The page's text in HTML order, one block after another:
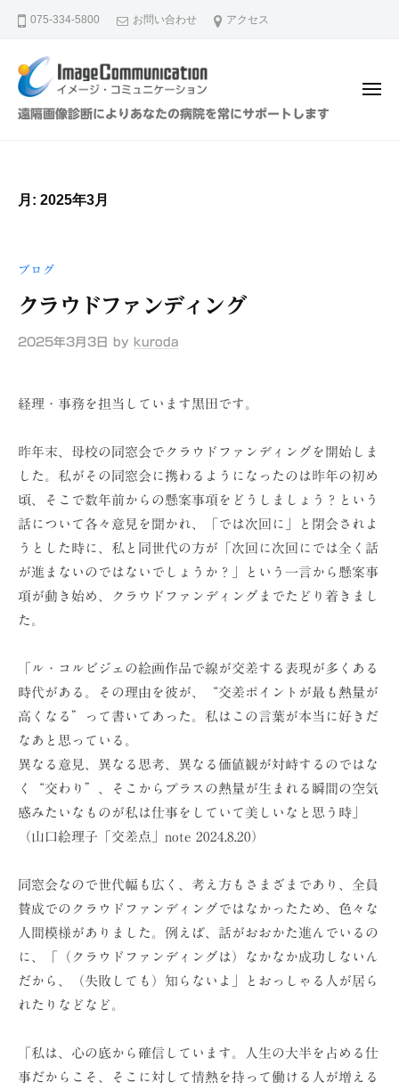
075-334-5800 お問い合わせ アクセス
イ
・
ミ
ニ
ケ
ョ
（
株
）
遠隔画像診断によりあなたの病院を常にサポートします
メ
月: 2025年3月
ブログ
クラウドファンディング
2025年3月3日 by kuroda
経理・事務を担当しています黒田です。
昨年末、母校の同窓会でクラウドファンディングを開始しま
した。私がその同窓会に携わるようになったのは昨年の初め
頃、そこで数年前からの懸案事項をどうしましょう？という
話について各々意見を聞かれ、「では次回に」と閉会されよ
うとした時に、私と同世代の方が「次回に次回にでは全く話
が進まないのではないでしょうか？」という一言から懸案事
項が動き始め、クラウドファンディングまでたどり着きまし
た。
「ル・コルビジェの絵画作品で線が交差する表現が多くある
時代がある。その理由を彼が、“交差ポイントが最も熱量が
高くなる”って書いてあった。私はこの言葉が本当に好きだ
なあと思っている。
異なる意見、異なる思考、異なる価値観が対峙するのではな
く“交わり”、そこからプラスの熱量が生まれる瞬間の空気
感みたいなものが私は仕事をしていて美しいなと思う時」
（山口絵理子「交差点」note 2024.8.20）
同窓会なので世代幅も広く、考え方もさまざまであり、全員
賛成でのクラウドファンディングではなかったため、色々な
人間模様がありました。例えば、話がおおかた進んでいるの
に、「（クラウドファンディングは）なかなか成功しないん
だから、（失敗しても）知らないよ」とおっしゃる人が居ら
れたりなどなど。
「私は、心の底から確信しています。人生の大半を占める仕
事だからこそ、そこに対して情熱を持って働ける人が増える
メ
ジ
・
コ
ケ
ン
（
）